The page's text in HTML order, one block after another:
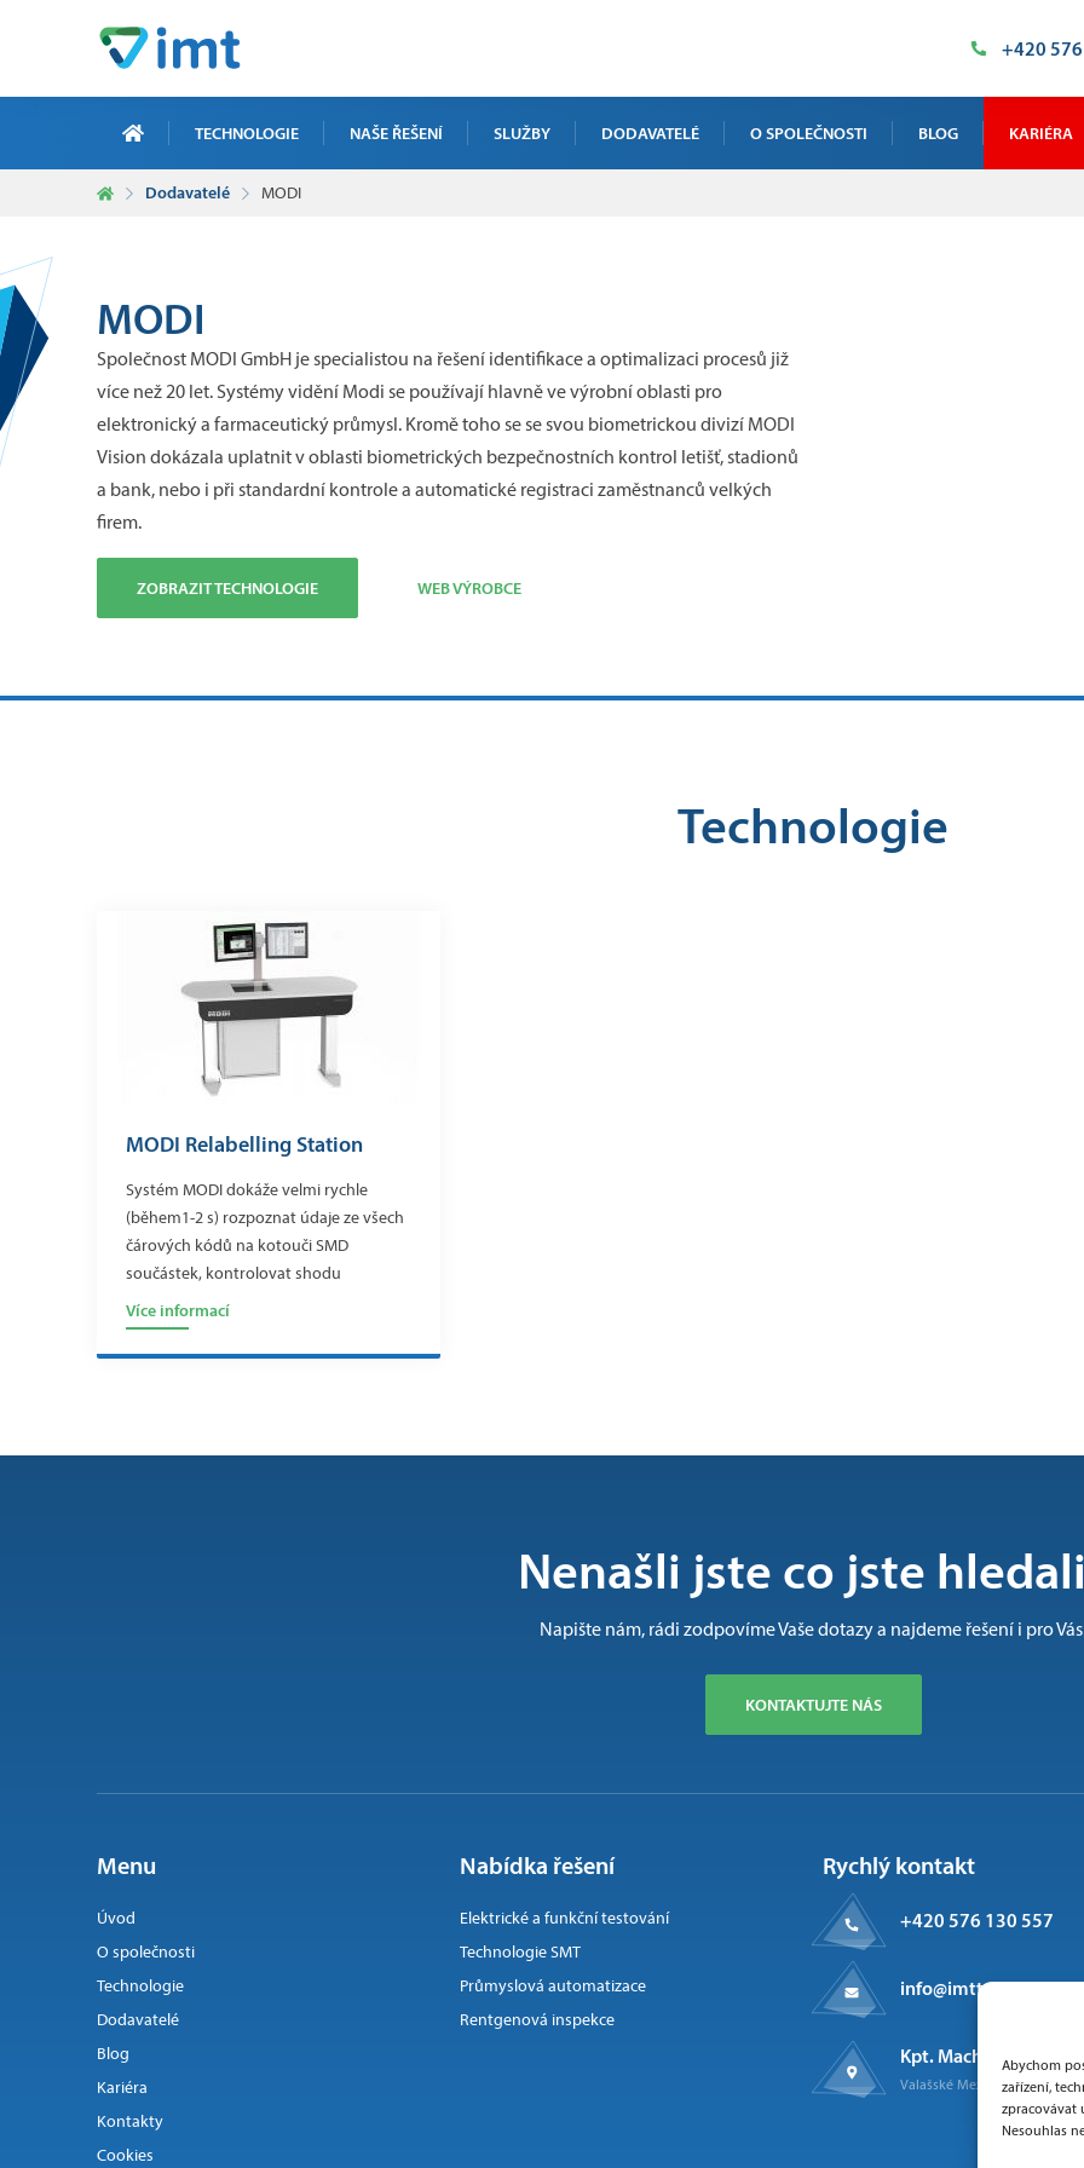
Abychom
zařízení,
zpracovávat
Nesouhlas
+420
TECHNOLOGIE NAŠE ŘEŠENÍ SLUŽBY
ZAKÁZKOVÁ INSPEKCE VELKÝCH DÍLŮ
DODAVATELÉ O SPOLEČNOSTI
CERTIFIKÁTY
PODPORUJEME
DOTACE
BLOG KARIÉRA
Dodavatelé MODI
MODI
Společnost MODI GmbH je specialistou na řešení identifikace a optimalizaci procesů již
více než 20 let. Systémy vidění Modi se používají hlavně ve výrobní oblasti pro
elektronický a farmaceutický průmysl. Kromě toho se se svou biometrickou divizí MODI
Vision dokázala uplatnit v oblasti biometrických bezpečnostních kontrol letišť, stadionů
a bank, nebo i při standardní kontrole a automatické registraci zaměstnanců velkých
firem.
ZOBRAZIT TECHNOLOGIE WEB VÝROBCE
Technologie
MODI Relabelling Station
Systém MODI dokáže velmi rychle
(během1-2 s) rozpoznat údaje ze všech
čárových kódů na kotouči SMD
součástek, kontrolovat shodu
Více informací
Nenašli jste co jste
Napište nám, rádi zodpovíme Vaše dotazy a najdeme řešení i pro
KONTAKTUJTE NÁS
Menu
Úvod
O společnosti
Technologie
Dodavatelé
Blog
Kariéra
Kontakty
Cookies
Nabídka řešení
Elektrické a funkční testování
Technologie SMT
Průmyslová automatizace
Rentgenová inspekce
Rychlý kontakt
+420 576 130 557
info@imtts.cz
Kpt. Macha 1371
Valašské Meziříčí, 757 01